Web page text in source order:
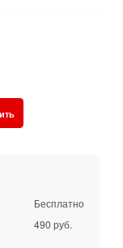
Бесплатно
490 руб.